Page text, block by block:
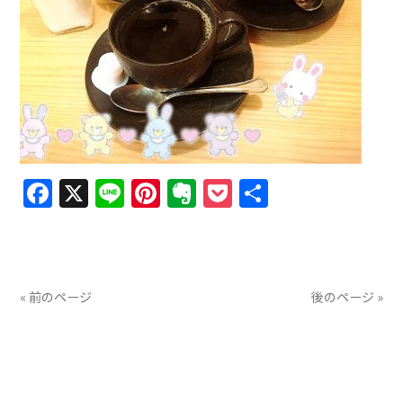
Facebook
X LinePinterest
Evernote
Pocket
« 前のページ 後のページ »